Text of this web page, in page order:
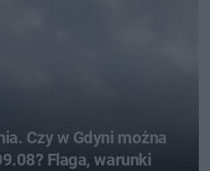
Czy w Gdyni można
Flaga, warunki